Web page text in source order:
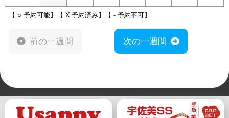
【 ○ 予約可能】【 X 予約済み】【 - 予約不可】
前の一週間 次の一週間